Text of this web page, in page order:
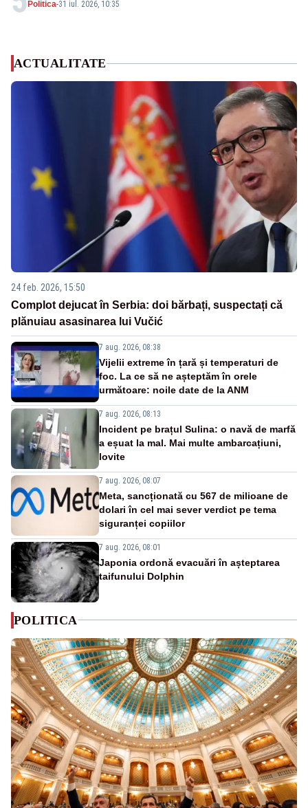
Politica-31 iul. 2026, 10:35
ACTUALITATE
24 feb. 2026, 15:50
Complot dejucat în Serbia: doi bărbați, suspectați că
plănuiau asasinarea lui Vučić
7 aug. 2026, 08:38
Vijelii extreme în țară și temperaturi de
foc. La ce să ne așteptăm în orele
următoare: noile date de la ANM
7 aug. 2026, 08:13
Incident pe brațul Sulina: o navă de marfă
a eșuat la mal. Mai multe ambarcațiuni,
lovite
7 aug. 2026, 08:07
Meta, sancționată cu 567 de milioane de
dolari în cel mai sever verdict pe tema
siguranței copiilor
7 aug. 2026, 08:01
Japonia ordonă evacuări în așteptarea
taifunului Dolphin
POLITICA